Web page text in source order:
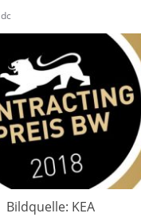
dc
Bildquelle: KEA